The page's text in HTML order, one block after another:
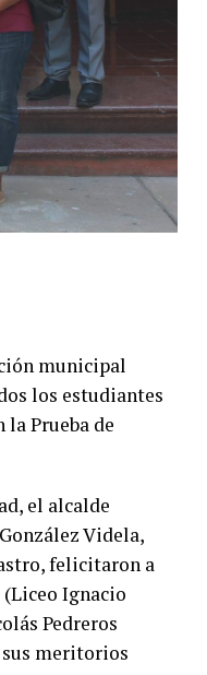
municipal
los estudiantes
Prueba de
el alcalde
Videla,
felicitaron a
Ignacio
Pedreros
meritorios